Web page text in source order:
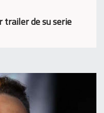
trailer de su serie